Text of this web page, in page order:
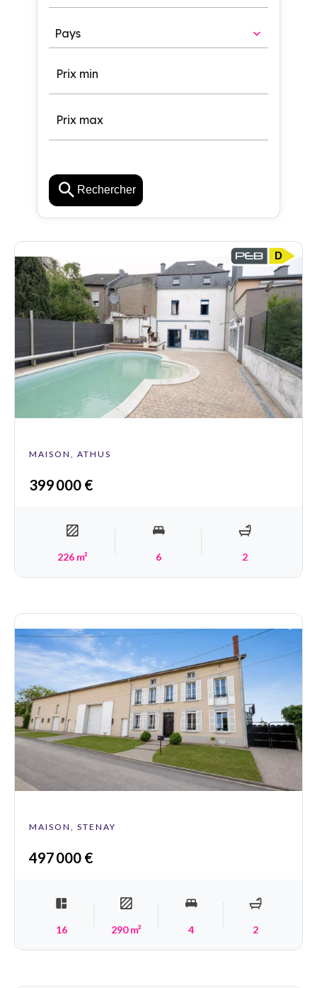
MAISON, ATHUS
399 000 €
226 m² 6 2
D
MAISON, STENAY
497 000 €
16 290 m² 4 2
Pays
Rechercher